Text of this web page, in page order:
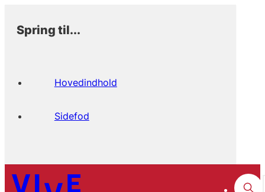
Spring til...
Hovedindhold
Sidefod